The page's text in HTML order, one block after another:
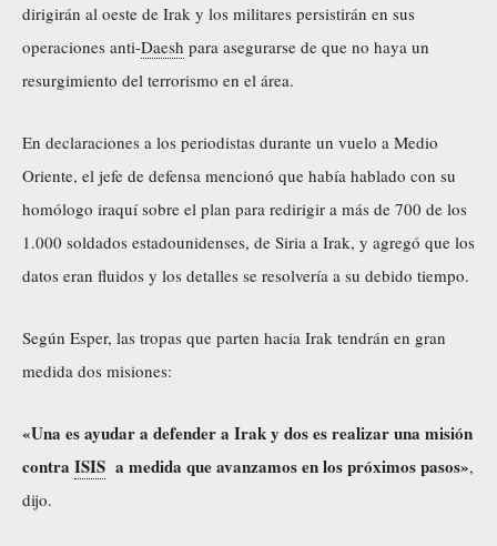
dirigirán al oeste de Irak y los militares persistirán en sus
operaciones anti-Daesh para asegurarse de que no haya un
resurgimiento del terrorismo en el área.
En declaraciones a los periodistas durante un vuelo a Medio
Oriente, el jefe de defensa mencionó que había hablado con su
homólogo iraquí sobre el plan para redirigir a más de 700 de los
1.000 soldados estadounidenses, de Siria a Irak, y agregó que los
datos eran fluidos y los detalles se resolvería a su debido tiempo.
Según Esper, las tropas que parten hacia Irak tendrán en gran
medida dos misiones:
«Una es ayudar a defender a Irak y dos es realizar una misión
contra ISIS a medida que avanzamos en los próximos pasos»,
dijo.